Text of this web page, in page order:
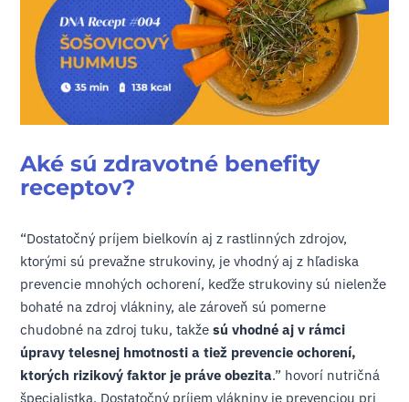
Aké sú zdravotné benefity
receptov?
“Dostatočný príjem bielkovín aj z rastlinných zdrojov,
ktorými sú prevažne strukoviny, je vhodný aj z hľadiska
prevencie mnohých ochorení, keďže strukoviny sú nielenže
bohaté na zdroj vlákniny, ale zároveň sú pomerne
chudobné na zdroj tuku, takže sú vhodné aj v rámci
úpravy telesnej hmotnosti a tiež prevencie ochorení,
ktorých rizikový faktor je práve obezita.” hovorí nutričná
špecialistka. Dostatočný príjem vlákniny je prevenciou pri